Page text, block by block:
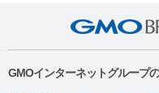
GMOインターネットグループ